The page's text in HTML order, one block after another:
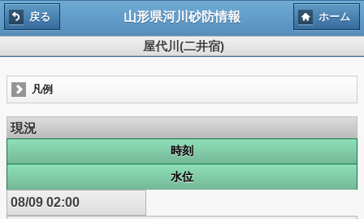
戻る 山形県河川砂防情報 ホーム
屋代川(二井宿)
凡例
現況
時刻
水位
08/09 02:00